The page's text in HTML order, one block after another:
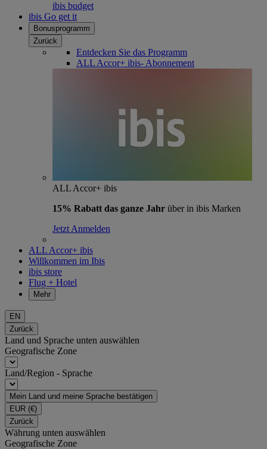
ibis budget
ibis Go get it
Bonusprogramm
Zurück
Entdecken Sie das Programm
ALL Accor+ ibis- Abonnement
ALL Accor+ ibis
15% Rabatt das ganze Jahr über in ibis Marken
Jetzt Anmelden
ALL Accor+ ibis
Willkommen im Ibis
ibis store
Flug + Hotel
Mehr
EN
Zurück
Land und Sprache unten auswählen
Geografische Zone
Land/Region - Sprache
Mein Land und meine Sprache bestätigen
EUR (€)
Zurück
Währung unten auswählen
Geografische Zone